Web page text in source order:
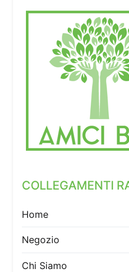
COLLEGAMENTI
Home
Negozio
Chi Siamo